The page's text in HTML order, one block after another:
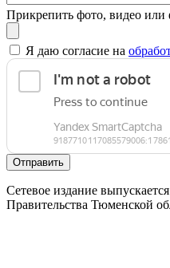
Прикрепить фото, видео или
Я даю согласие на
Отправить
Сетевое издание
Правительства Тюменской